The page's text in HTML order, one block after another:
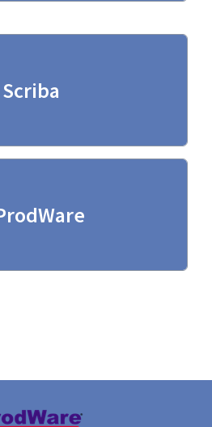
Scriba